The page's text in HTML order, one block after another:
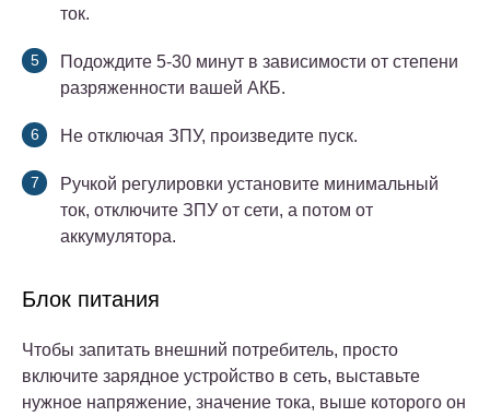
ток.
Подождите 5-30 минут в зависимости от степени
разряженности вашей АКБ.
Не отключая ЗПУ, произведите пуск.
Ручкой регулировки установите минимальный
ток, отключите ЗПУ от сети, а потом от
аккумулятора.
Блок питания
Чтобы запитать внешний потребитель, просто
включите зарядное устройство в сеть, выставьте
нужное напряжение, значение тока, выше которого он